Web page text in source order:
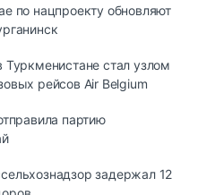
по нацпроекту обновляют
стал узлом
рейсов Air Belgium
партию
задержал 12